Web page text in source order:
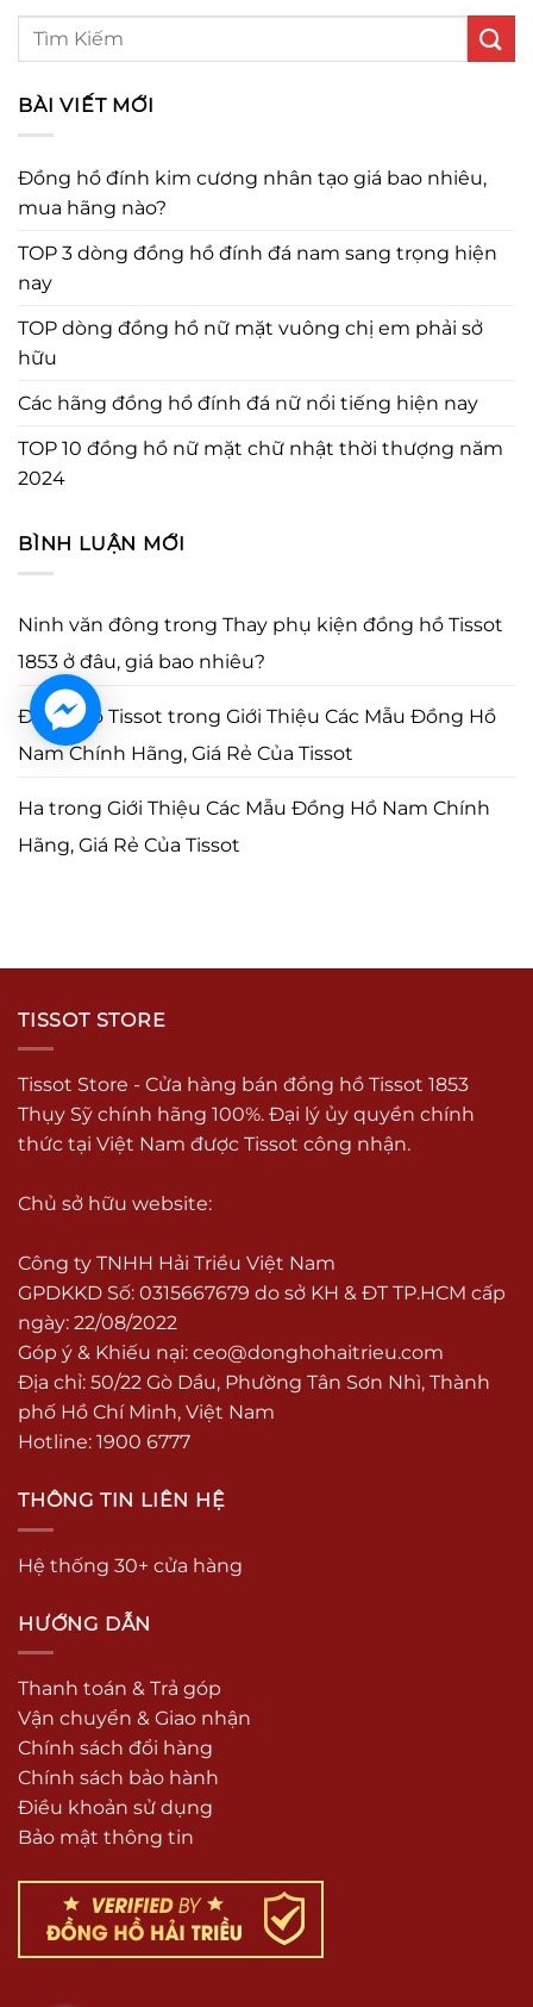
BÀI VIẾT MỚI
Đồng hồ đính kim cương nhân tạo giá bao nhiêu,
mua hãng nào?
TOP 3 dòng đồng hồ đính đá nam sang trọng hiện
nay
TOP dòng đồng hồ nữ mặt vuông chị em phải sở
hữu
Các hãng đồng hồ đính đá nữ nổi tiếng hiện nay
TOP 10 đồng hồ nữ mặt chữ nhật thời thượng năm
2024
BÌNH LUẬN MỚI
Ninh văn đông trong Thay phụ kiện đồng hồ Tissot
1853 ở đâu, giá bao nhiêu?
Đồng Hồ Tissot trong Giới Thiệu Các Mẫu Đồng Hồ
Nam Chính Hãng, Giá Rẻ Của Tissot
Ha trong Giới Thiệu Các Mẫu Đồng Hồ Nam Chính
Hãng, Giá Rẻ Của Tissot
TISSOT STORE
Tissot Store - Cửa hàng bán đồng hồ Tissot 1853
Thụy Sỹ chính hãng 100%. Đại lý ủy quyền chính
thức tại Việt Nam được Tissot công nhận.
Chủ sở hữu website:
Công ty TNHH Hải Triều Việt Nam
GPDKKD Số: 0315667679 do sở KH & ĐT TP.HCM cấp
ngày: 22/08/2022
Góp ý & Khiếu nại: ceo@donghohaitrieu.com
Địa chỉ: 50/22 Gò Dầu, Phường Tân Sơn Nhì, Thành
phố Hồ Chí Minh, Việt Nam
Hotline: 1900 6777
THÔNG TIN LIÊN HỆ
Hệ thống 30+ cửa hàng
HƯỚNG DẪN
Thanh toán & Trả góp
Vận chuyển & Giao nhận
Chính sách đổi hàng
Chính sách bảo hành
Điều khoản sử dụng
Bảo mật thông tin